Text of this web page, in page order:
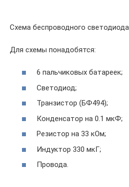
Схема беспроводного светодиода
Для схемы понадобятся:
6 пальчиковых батареек;
Светодиод;
Транзистор (БФ494);
Конденсатор на 0.1 мкФ;
Резистор на 33 кОм;
Индуктор 330 мкГ;
Провода.